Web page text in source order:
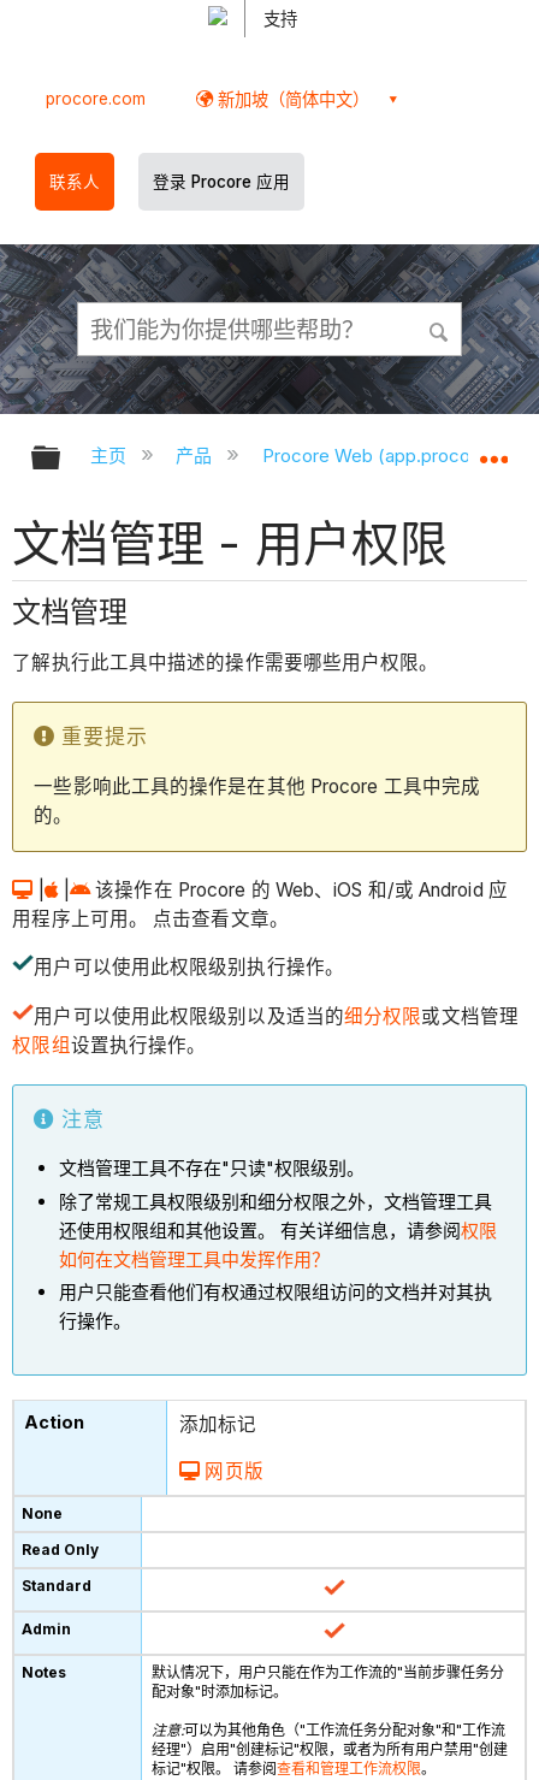
支持
procore.com 新加坡（简体中文）
联系人 登录 Procore 应用
扩展/隐缩全局层次
主页 产品 Procore Web
文档管理 - 用户权限
文档管理
了解执行此工具中描述的操作需要哪些用户权限。
重要提示
一些影响此工具的操作是在其他 Procore 工具中完成
的。
|
该操作在 Procore 的 Web、iOS 和/或 Android 应
用程序上可用。 点击查看文章。
用户可以使用此权限级别执行操作。
用户可以使用此权限级别以及适当的细分权限或文档管理
权限组设置执行操作。
注意
文档管理工具不存在"只读"权限级别。
除了常规工具权限级别和细分权限之外，文档管理工具
还使用权限组和其他设置。 有关详细信息，请参阅权限
如何在文档管理工具中发挥作用？
用户只能查看他们有权通过权限组访问的文档并对其执
行操作。
添加标记
网页版
默认情况下，用户只能在作为工作流的"当前步骤任务分
配对象"时添加标记。
注意:可以为其他角色（"工作流任务分配对象"和"工作流
经理"）启用"创建标记"权限，或者为所有用户禁用"创建
标记"权限。 请参阅查看和管理工作流权限。